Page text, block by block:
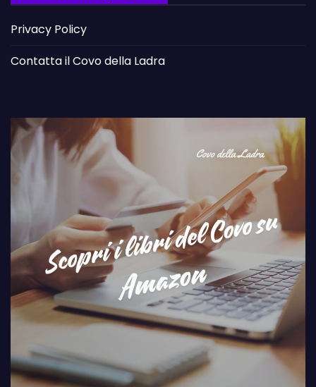
Privacy Policy
Contatta il Covo della Ladra